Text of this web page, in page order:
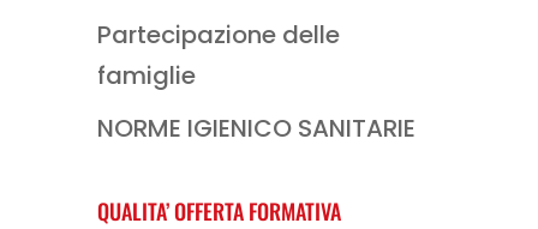
Partecipazione delle
famiglie
NORME IGIENICO SANITARIE
QUALITA’ OFFERTA FORMATIVA